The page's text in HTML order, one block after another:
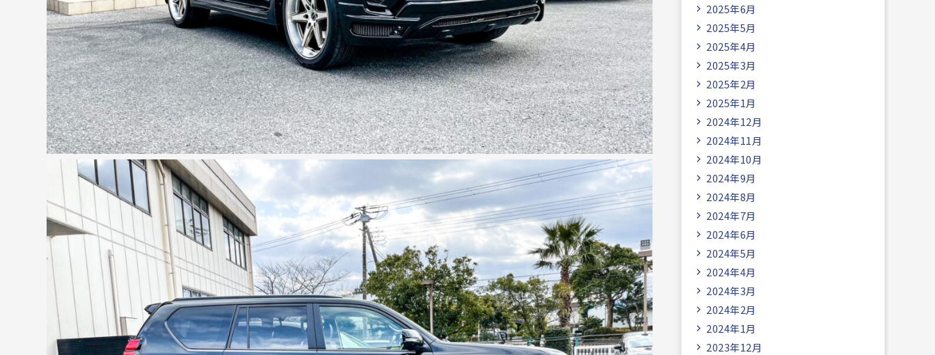
2025年6月
2025年5月
2025年4月
2025年3月
2025年2月
2025年1月
2024年12月
2024年11月
2024年10月
2024年9月
2024年8月
2024年7月
2024年6月
2024年5月
2024年4月
2024年3月
2024年2月
2024年1月
2023年12月